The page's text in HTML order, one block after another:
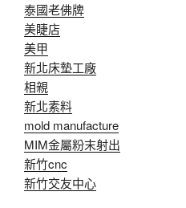
泰國老佛牌
美睫店
美甲
新北床墊工廠
相親
新北素料
mold manufacture
MIM金屬粉末射出
新竹cnc
新竹交友中心